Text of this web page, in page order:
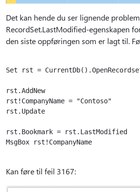
Det kan hende du ser lignende
RecordSet.LastModified-egenskapen
den siste oppføringen som er lagt til.
Set rst =
rst.AddNew
rst!CompanyName = "Contoso"
rst.Update
rst.Bookmark = rst.LastModified
MsgBox rst!CompanyName
Kan føre til feil 3167: